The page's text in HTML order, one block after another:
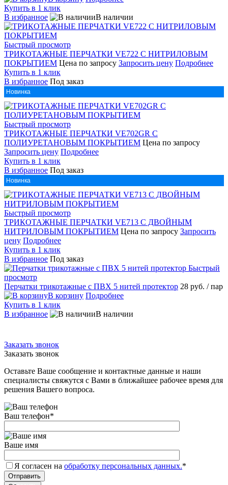
Купить в 1 клик
В избранное
В наличии
Быстрый просмотр
ТРИКОТАЖНЫЕ ПЕРЧАТКИ VE722 С НИТРИЛОВЫМ
ПОКРЫТИЕМ Цена по запросу Запросить цену Подробнее
Купить в 1 клик
В избранное Под заказ
Новинка
Быстрый просмотр
ТРИКОТАЖНЫЕ ПЕРЧАТКИ VE702GR С
ПОЛИУРЕТАНОВЫМ ПОКРЫТИЕМ Цена по запросу
Запросить цену Подробнее
Купить в 1 клик
В избранное Под заказ
Новинка
Быстрый просмотр
ТРИКОТАЖНЫЕ ПЕРЧАТКИ VE713 С ДВОЙНЫМ
НИТРИЛОВЫМ ПОКРЫТИЕМ Цена по запросу Запросить
цену Подробнее
Купить в 1 клик
В избранное Под заказ
Быстрый
просмотр
Перчатки трикотажные с ПВХ 5 нитей протектор 28 руб. / пар
В корзину Подробнее
Купить в 1 клик
В избранное
В наличии
Заказать звонок
Заказать звонок
Оставьте Ваше сообщение и контактные данные и наши
специалисты свяжутся с Вами в ближайшее рабочее время для
решения Вашего вопроса.
Ваш телефон*
Ваше имя
Я согласен на обработку персональных данных.*